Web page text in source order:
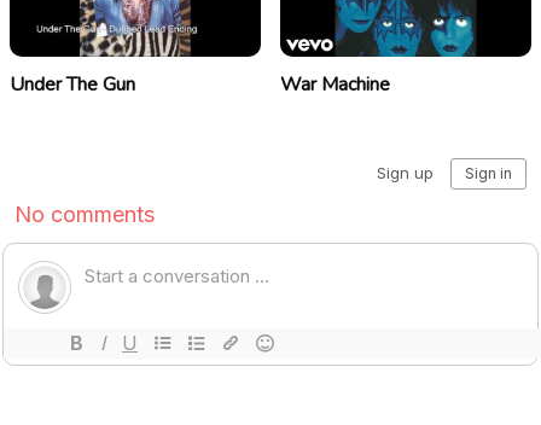
Under The Gun War Machine